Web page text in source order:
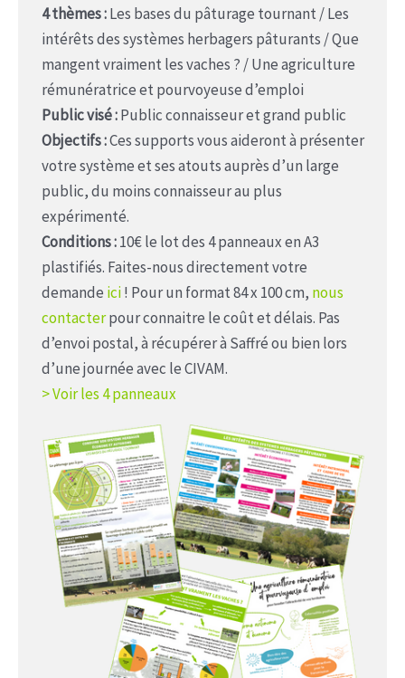
4 thèmes :Les bases du pâturage tournant / Les
intérêts des systèmes herbagers pâturants / Que
mangent vraiment les vaches ? / Une agriculture
rémunératrice et pourvoyeuse d’emploi
Public visé :Public connaisseur et grand public
Objectifs :Ces supports vous aideront à présenter
votre système et ses atouts auprès d’un large
public, du moins connaisseur au plus
expérimenté.
Conditions :10€ le lot des 4 panneaux en A3
plastifiés. Faites-nous directement votre
demande ici! Pour un format 84 x 100 cm, nous
contacterpour connaitre le coût et délais. Pas
d’envoi postal, à récupérer à Saffré ou bien lors
d’une journée avec le CIVAM.
> Voir les 4 panneaux